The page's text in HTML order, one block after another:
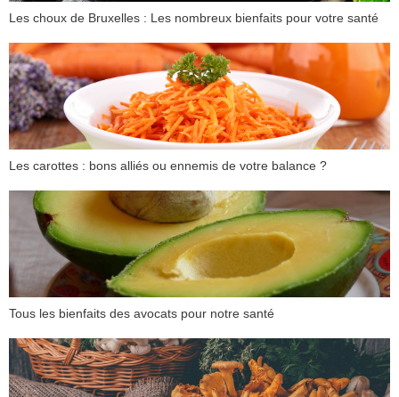
Les choux de Bruxelles : Les nombreux bienfaits pour votre santé
Les carottes : bons alliés ou ennemis de votre balance ?
Tous les bienfaits des avocats pour notre santé